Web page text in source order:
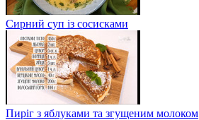
Сирний суп із сосисками
Пиріг з яблуками та згущеним молоком